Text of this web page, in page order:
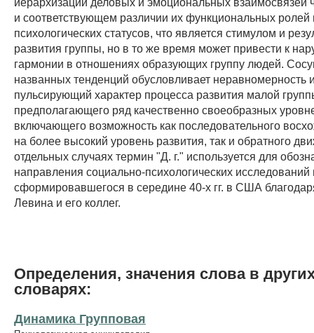
и соответствующем различии их функциональных ролей
психологических статусов, что является стимулом и
развития группы, но в то же время может привести к
гармонии в отношениях образующих группу людей.
названных тенденций обусловливает неравномерность
пульсирующий характер процесса развития малой
предполагающего ряд качественно своеобразных
включающего возможность как последовательного
на более высокий уровень развития, так и обратного
отдельных случаях термин "Д. г." используется для
направления социально-психологических
сформировавшегося в середине 40-х гг. в США
Левина и его коллег.
Определения, значения слова в
словарях:
Динамика Групповая